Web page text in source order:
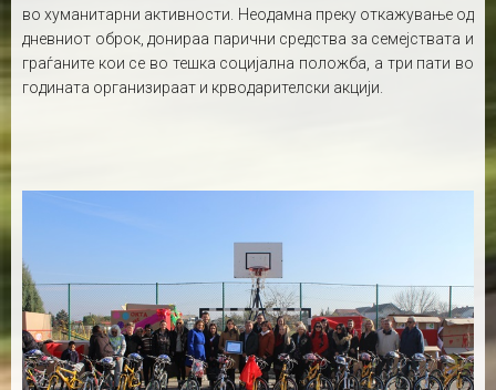
во хуманитарни активности. Неодамна преку откажување од
дневниот оброк, донираа парични средства за семејствата и
граѓаните кои се во тешка социјална положба, а три пати во
годината организираат и крводарителски акцији.